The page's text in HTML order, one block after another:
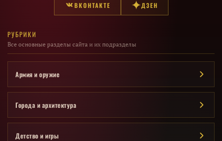
ВКОНТАКТЕ ДЗЕН
РУБРИКИ
Все основные разделы сайта и их подразделы
Армия и оружие
Города и архитектура
Детство и игры